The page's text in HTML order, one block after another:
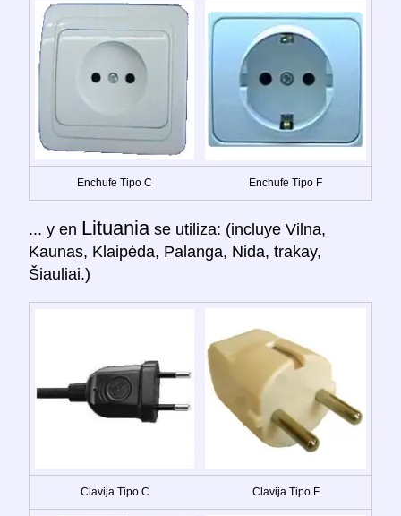
Enchufe Tipo C Enchufe Tipo F
... y en Lituania se utiliza: (incluye Vilna,
Kaunas, Klaipėda, Palanga, Nida, trakay,
Šiauliai.)
Clavija Tipo C Clavija Tipo F